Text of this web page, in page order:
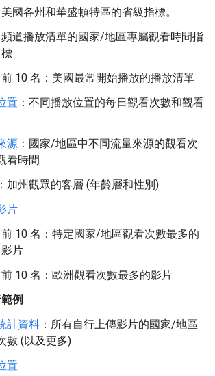
美國各州和華盛頓特區的省級指標。
頻道播放清單的國家/地區專屬觀看時間指
標
前 10 名：美國最常開始播放的播放清單
置 ：不同播放位置的每日觀看次數和觀看
源 ：國家/地區中不同流量來源的觀看次
看時間
：加州觀眾的客層 (年齡層和性別)
片
前 10 名：特定國家/地區觀看次數最多的
影片
前 10 名：歐洲觀看次數最多的影片
例
計資料 ：所有自行上傳影片的國家/地區
數 (以及更多)
置